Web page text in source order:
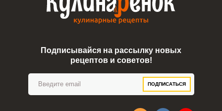
Подписывайся на рассылку новых
рецептов и советов!
ПОДПИСАТЬСЯ